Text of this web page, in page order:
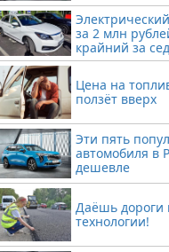
за 2 млн
крайний за
Цена на
ползёт вверх
Эти пять
автомобиля в
дешевле
Даёшь дороги
технологии!